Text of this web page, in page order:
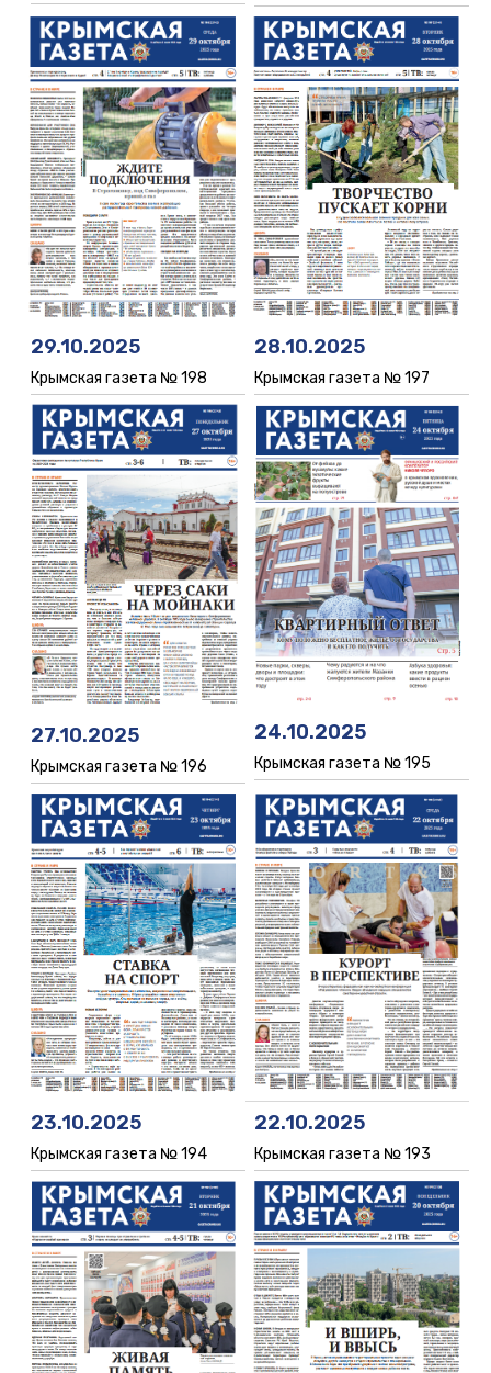
29.10.2025
Крымская газета № 198
28.10.2025
Крымская газета № 197
27.10.2025
Крымская газета № 196
24.10.2025
Крымская газета № 195
23.10.2025
Крымская газета № 194
22.10.2025
Крымская газета № 193